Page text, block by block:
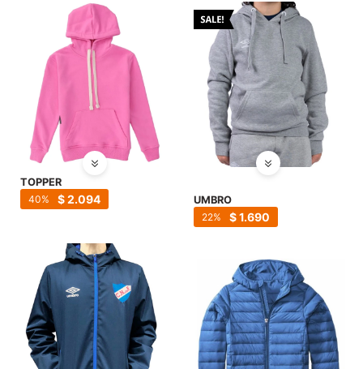
TOPPER
$2.094
40 UMBRO
$1.690
22